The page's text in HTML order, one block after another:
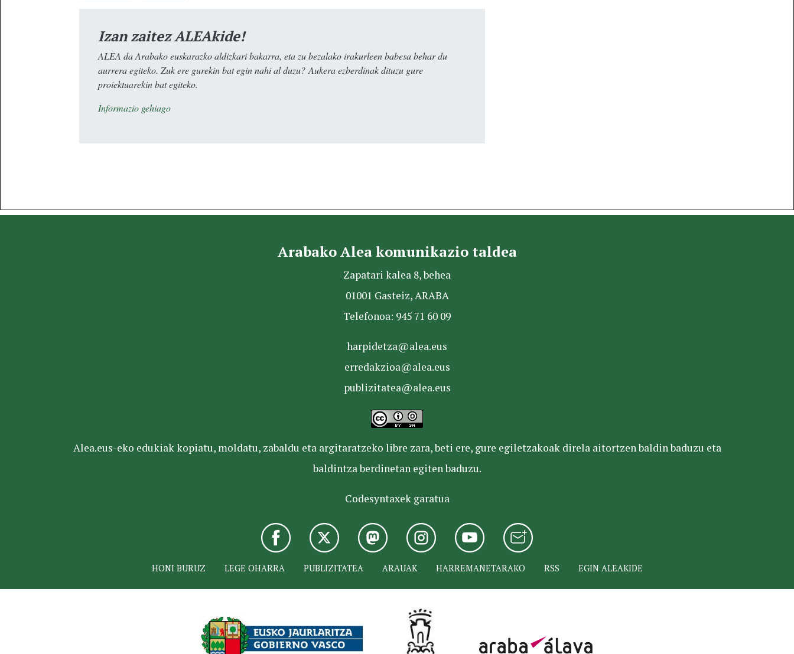
Izan zaitez ALEAkide!
ALEA da Arabako euskarazko aldizkari bakarra, eta zu bezalako irakurleen babesa behar du
aurrera egiteko. Zuk ere gurekin bat egin nahi al duzu? Aukera ezberdinak dituzu gure
proiektuarekin bat egiteko.
Informazio gehiago
Arabako Alea komunikazio taldea
Zapatari kalea 8, behea
01001 Gasteiz, ARABA
Telefonoa: 945 71 60 09
harpidetza@alea.eus
erredakzioa@alea.eus
publizitatea@alea.eus
Alea.eus-eko edukiak kopiatu, moldatu, zabaldu eta argitaratzeko libre zara, beti ere, gure egiletzakoak direla aitortzen baldin baduzu eta
baldintza berdinetan egiten baduzu.
Codesyntaxek garatua
HONI BURUZ LEGE OHARRA PUBLIZITATEA ARAUAK HARREMANETARAKO RSS EGIN ALEAKIDE